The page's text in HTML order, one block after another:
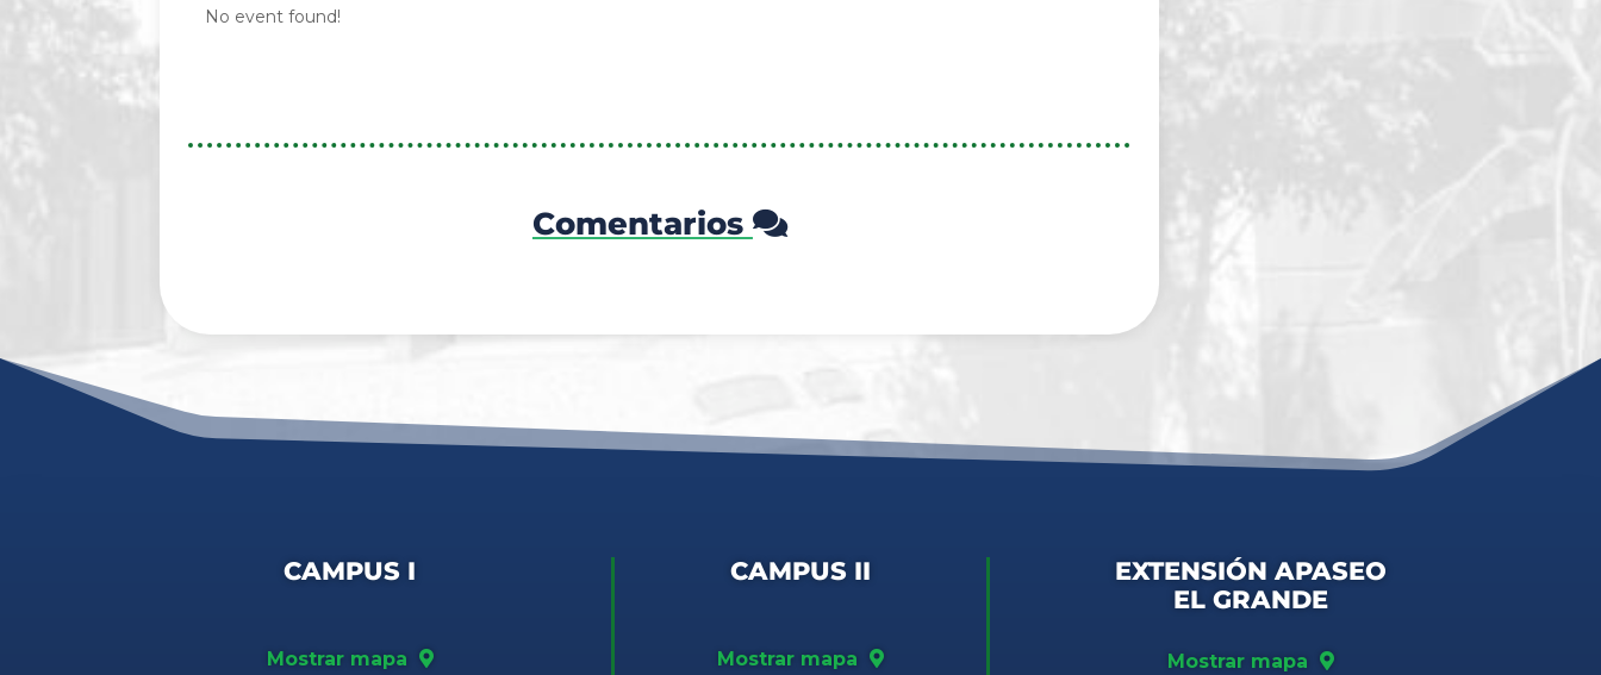
No event found!
Comentarios
CAMPUS I
Mostrar mapa
CAMPUS II
Mostrar mapa
EXTENSIÓN APASEO
EL GRANDE
Mostrar mapa